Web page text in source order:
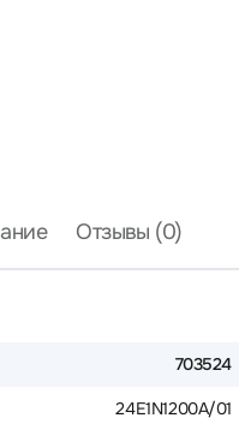
Отзывы (0)
703524
24E1N1200A/01